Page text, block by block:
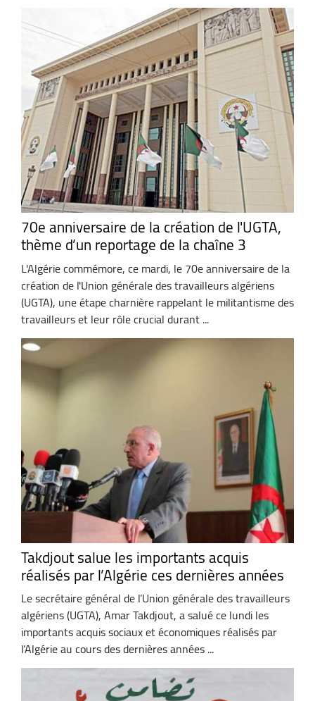
70e anniversaire de la création de l'UGTA,
thème d’un reportage de la chaîne 3
L'Algérie commémore, ce mardi, le 70e anniversaire de la
création de l'Union générale des travailleurs algériens
(UGTA), une étape charnière rappelant le militantisme des
travailleurs et leur rôle crucial durant ...
Takdjout salue les importants acquis
réalisés par l’Algérie ces dernières années
Le secrétaire général de l’Union générale des travailleurs
algériens (UGTA), Amar Takdjout, a salué ce lundi les
importants acquis sociaux et économiques réalisés par
l’Algérie au cours des dernières années ...